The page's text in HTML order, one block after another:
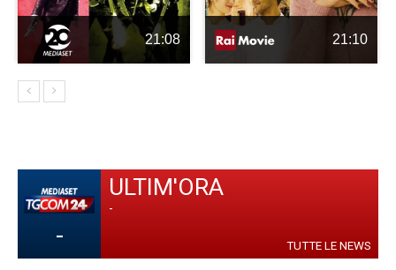
21:08 21:10
-
ULTIM'ORA
-
TUTTE LE NEWS